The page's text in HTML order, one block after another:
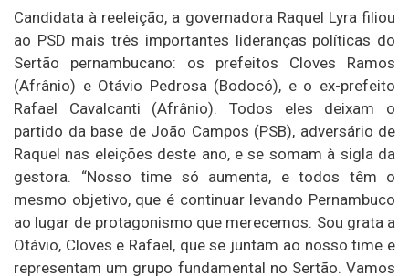
Candidata à reeleição, a governadora Raquel Lyra filiou
ao PSD mais três importantes lideranças políticas do
Sertão pernambucano: os prefeitos Cloves Ramos
(Afrânio) e Otávio Pedrosa (Bodocó), e o ex-prefeito
Rafael Cavalcanti (Afrânio). Todos eles deixam o
partido da base de João Campos (PSB), adversário de
Raquel nas eleições deste ano, e se somam à sigla da
gestora. “Nosso time só aumenta, e todos têm o
mesmo objetivo, que é continuar levando Pernambuco
ao lugar de protagonismo que merecemos. Sou grata a
Otávio, Cloves e Rafael, que se juntam ao nosso time e
representam um grupo fundamental no Sertão. Vamos